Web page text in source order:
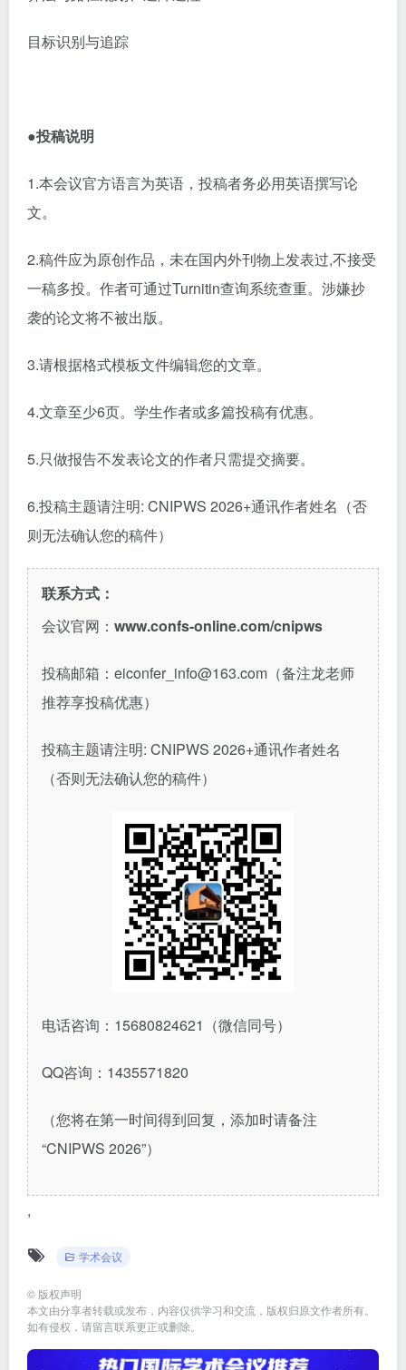
目标识别与追踪
●投稿说明
1.本会议官方语言为英语，投稿者务必用英语撰写论
文。
2.稿件应为原创作品，未在国内外刊物上发表过,不接受
一稿多投。作者可通过Turnitin查询系统查重。涉嫌抄
袭的论文将不被出版。
3.请根据格式模板文件编辑您的文章。
4.文章至少6页。学生作者或多篇投稿有优惠。
5.只做报告不发表论文的作者只需提交摘要。
6.投稿主题请注明: CNIPWS 2026+通讯作者姓名（否
则无法确认您的稿件）
联系方式：
会议官网： www.confs-online.com/cnipws
投稿邮箱： eiconfer_info@163.com（备注龙老师
推荐享投稿优惠）
投稿主题请注明: CNIPWS 2026+通讯作者姓名
（否则无法确认您的稿件）
电话咨询： 15680824621 （微信同号）
QQ咨询： 1435571820
（您将在第一时间得到回复，添加时请备注
“CNIPWS 2026”）
,
学术会议
© 版权声明
本文由分享者转载或发布，内容仅供学习和交流，版权归原文作者所有。
如有侵权，请留言联系更正或删除。